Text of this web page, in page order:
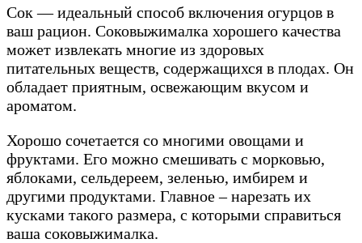
Сок — идеальный способ включения огурцов в
ваш рацион. Соковыжималка хорошего качества
может извлекать многие из здоровых
питательных веществ, содержащихся в плодах. Он
обладает приятным, освежающим вкусом и
ароматом.
Хорошо сочетается со многими овощами и
фруктами. Его можно смешивать с морковью,
яблоками, сельдереем, зеленью, имбирем и
другими продуктами. Главное – нарезать их
кусками такого размера, с которыми справиться
ваша соковыжималка.